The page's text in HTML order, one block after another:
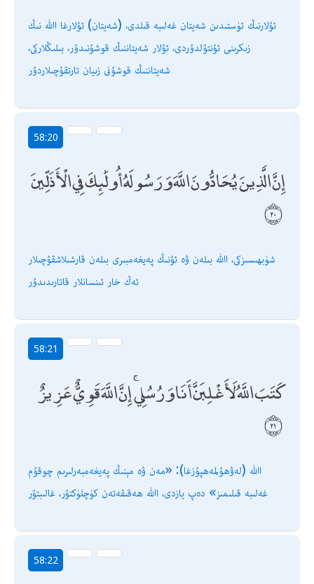
ئۇلارنىڭ ئۈستىدىن شەيتان غەلىبە قىلدى، (شەيتان) ئۇلارغا اﷲ نىڭ
زىكرىنى ئۇنتۇلدۇردى، ئۇلار شەيتاننىڭ قوشۇنىدۇر، بىلىڭلاركى،
شەيتاننىڭ قوشۇنى زىيان تارتقۇچىلاردۇر
58:20
إِنَّ الَّذِينَ يُحَادُّونَ اللَّهَ وَرَسُولَهُ أُولَٰئِكَ فِي الْأَذَلِّينَ
شۈبھىسىزكى، اﷲ بىلەن ۋە ئۇنىڭ پەيغەمبىرى بىلەن قارشىلاشقۇچىلار
ئەڭ خار ئىنسانلار قاتارىدىدۇر
58:21
كَتَبَ اللَّهُ لَأَغْلِبَنَّ أَنَا وَرُسُلِي ۚ إِنَّ اللَّهَ قَوِيٌّ عَزِيزٌ
اﷲ (لەۋھۇلمەھپۇزغا): «مەن ۋە مېنىڭ پەيغەمبەرلىرىم چوقۇم
غەلىبە قىلىمىز» دەپ يازدى، اﷲ ھەقىقەتەن كۈچلۈكتۇر، غالىبتۇر
58:22